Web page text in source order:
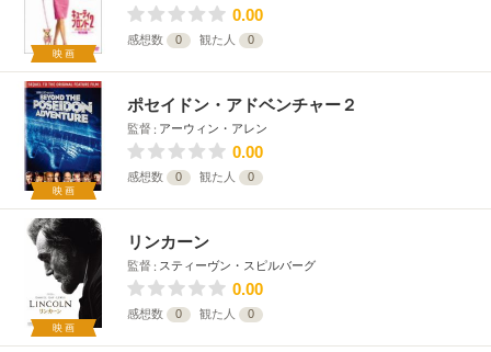
映画
0.00
感想数 0 観た人 0
映画
ポセイドン・アドベンチャー２
監督 アーウィン・アレン
0.00
感想数 0 観た人 0
映画
リンカーン
監督 スティーヴン・スピルバーグ
0.00
感想数 0 観た人 0